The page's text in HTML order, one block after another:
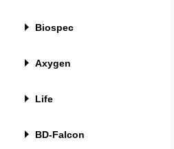
Biospec
Axygen
Life
BD-Falcon